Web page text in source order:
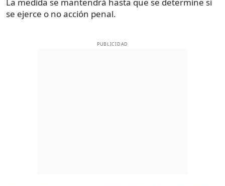
se ejerce o no acción penal.
PUBLICIDAD